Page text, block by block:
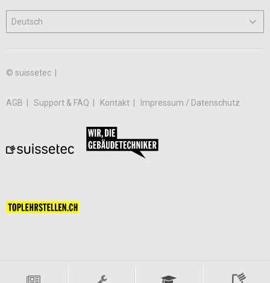
© suissetec |
AGB Support & FAQ Kontakt Impressum / Datenschutz